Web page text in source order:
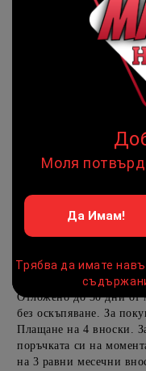
при поръчка ще можете
Предоставената
продукта в количката
при поръчка ще можете
Предоставената
продукта в количката
при поръчка ще можете
продукта в количката
при поръчка ще можете
поръчката Ви вместо
три начина да я
Отложено до 30 дни от
без оскъпяване. За
Плащане на 4 вноски.
поръчката си на
на 3 равни месечни
Моля
Да Имам!
Трябва да имате